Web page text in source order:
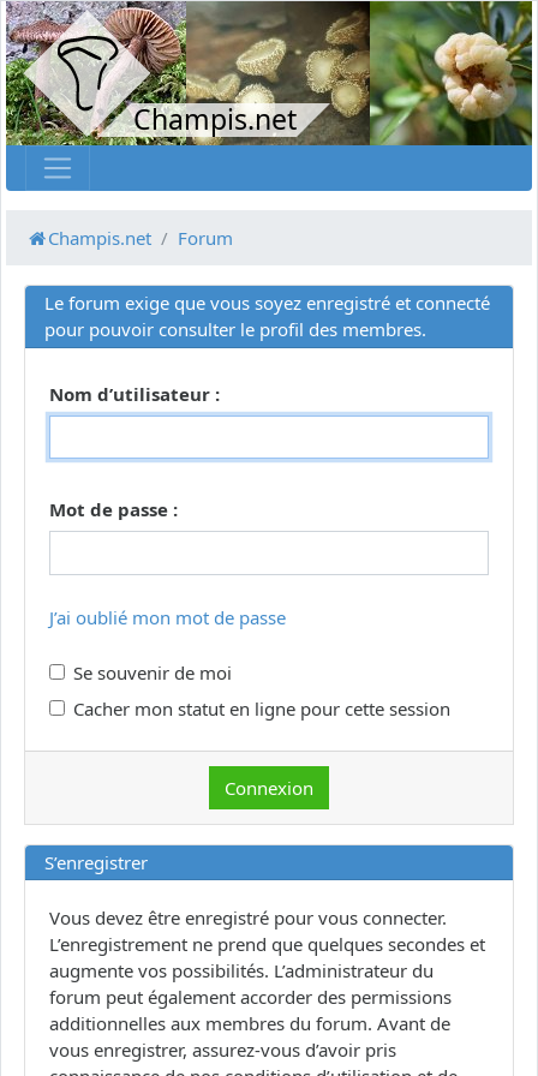
Champis.net
Champis.net Forum
Le forum exige que vous soyez enregistré et connecté
pour pouvoir consulter le profil des membres.
Nom d’utilisateur :
Mot de passe :
J’ai oublié mon mot de passe
Se souvenir de moi
Cacher mon statut en ligne pour cette session
S’enregistrer
Vous devez être enregistré pour vous connecter.
L’enregistrement ne prend que quelques secondes et
augmente vos possibilités. L’administrateur du
forum peut également accorder des permissions
additionnelles aux membres du forum. Avant de
vous enregistrer, assurez-vous d’avoir pris